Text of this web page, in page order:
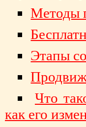
Методы
Этапы
Что
как его